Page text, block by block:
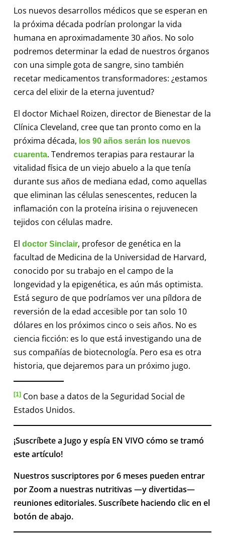
Los nuevos desarrollos médicos que se esperan en
la próxima década podrían prolongar la vida
humana en aproximadamente 30 años. No solo
podremos determinar la edad de nuestros órganos
con una simple gota de sangre, sino también
recetar medicamentos transformadores: ¿estamos
cerca del elixir de la eterna juventud?
El doctor Michael Roizen, director de Bienestar de la
Clínica Cleveland, cree que tan pronto como en la
próxima década, los 90 años serán los nuevos
cuarenta. Tendremos terapias para restaurar la
vitalidad física de un viejo abuelo a la que tenía
durante sus años de mediana edad, como aquellas
que eliminan las células senescentes, reducen la
inflamación con la proteína irisina o rejuvenecen
tejidos con células madre.
El doctor Sinclair, profesor de genética en la
facultad de Medicina de la Universidad de Harvard,
conocido por su trabajo en el campo de la
longevidad y la epigenética, es aún más optimista.
Está seguro de que podríamos ver una píldora de
reversión de la edad accesible por tan solo 10
dólares en los próximos cinco o seis años. No es
ciencia ficción: es lo que está investigando una de
sus compañías de biotecnología. Pero esa es otra
historia, que dejaremos para un próximo jugo.
[1]Con base a datos de la Seguridad Social de
Estados Unidos.
¡Suscríbete a Jugo y espía EN VIVO cómo se tramó
este artículo!
Nuestros suscriptores por 6 meses pueden entrar
por Zoom a nuestras nutritivas —y divertidas—
reuniones editoriales. Suscríbete haciendo clic en el
botón de abajo.